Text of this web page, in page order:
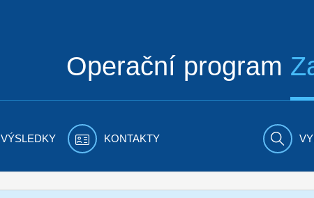
Operační program
VÝSLEDKY KONTAKTY